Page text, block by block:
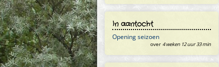
In aantocht
Opening seizoen
over 4 weken 12 uur 33 min